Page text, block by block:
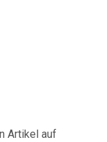
Artikel auf